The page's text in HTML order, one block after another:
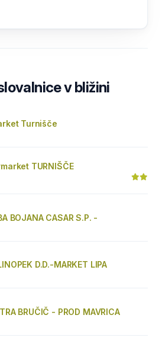
v bližini
Turnišče
TURNIŠČE
BOJANA CASAR S.P. -
D.D.-MARKET LIPA
BRUČIČ - PROD MAVRICA